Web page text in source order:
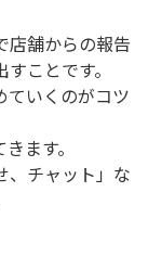
店舗からの報告
ことです。
ていくのがコツ
ます。
、チャット」な